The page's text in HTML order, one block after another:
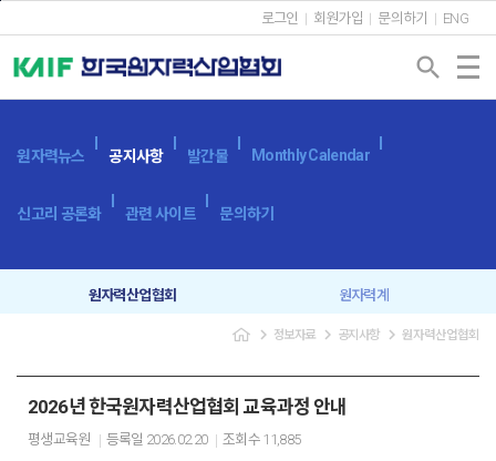
로그인 회원가입 문의하기 ENG
search
원자력뉴스 공지사항 발간물 Monthly Calendar
신고리 공론화 관련 사이트 문의하기
원자력산업협회 원자력계
navigate_next 정보자료 navigate_next 공지사항 navigate_next 원자력산업협회
2026년 한국원자력산업협회 교육과정 안내
평생교육원 등록일 2026.02.20 조회수 11,885